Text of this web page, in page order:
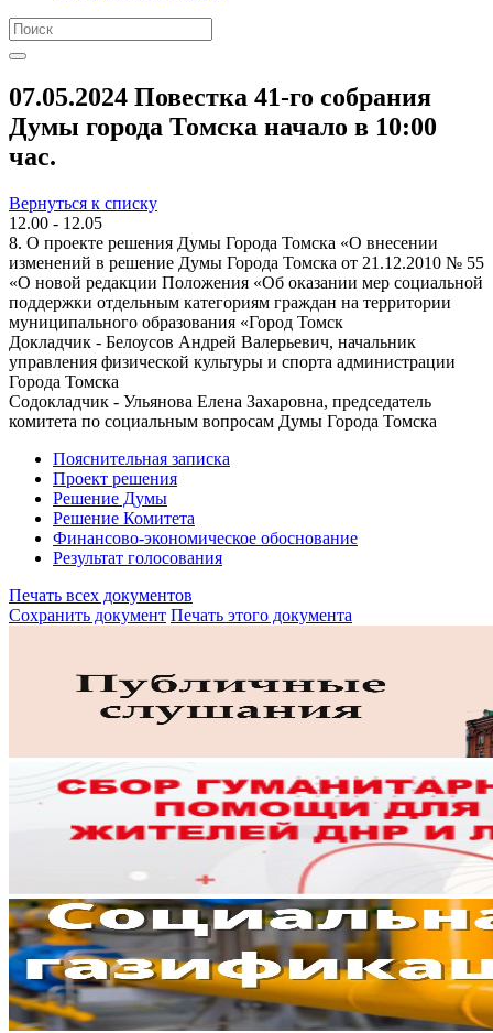
07.05.2024 Повестка 41-го собрания
Думы города Томска начало в 10:00
час.
Вернуться к списку
12.00 - 12.05
8. О проекте решения Думы Города Томска «О внесении
изменений в решение Думы Города Томска от 21.12.2010 № 55
«О новой редакции Положения «Об оказании мер социальной
поддержки отдельным категориям граждан на территории
муниципального образования «Город Томск
Докладчик - Белоусов Андрей Валерьевич, начальник
управления физической культуры и спорта администрации
Города Томска
Содокладчик - Ульянова Елена Захаровна, председатель
комитета по социальным вопросам Думы Города Томска
Пояснительная записка
Проект решения
Решение Думы
Решение Комитета
Финансово-экономическое обоснование
Результат голосования
Печать всех документов
Сохранить документ Печать этого документа